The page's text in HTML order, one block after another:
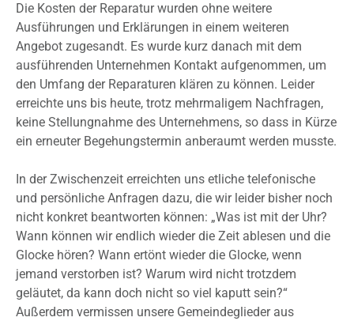
Die Kosten der Reparatur wurden ohne weitere
Ausführungen und Erklärungen in einem weiteren
Angebot zugesandt. Es wurde kurz danach mit dem
ausführenden Unternehmen Kontakt aufgenommen, um
den Umfang der Reparaturen klären zu können. Leider
erreichte uns bis heute, trotz mehrmaligem Nachfragen,
keine Stellungnahme des Unternehmens, so dass in Kürze
ein erneuter Begehungstermin anberaumt werden musste.
In der Zwischenzeit erreichten uns etliche telefonische
und persönliche Anfragen dazu, die wir leider bisher noch
nicht konkret beantworten können: „Was ist mit der Uhr?
Wann können wir endlich wieder die Zeit ablesen und die
Glocke hören? Wann ertönt wieder die Glocke, wenn
jemand verstorben ist? Warum wird nicht trotzdem
geläutet, da kann doch nicht so viel kaputt sein?“
Außerdem vermissen unsere Gemeindeglieder aus